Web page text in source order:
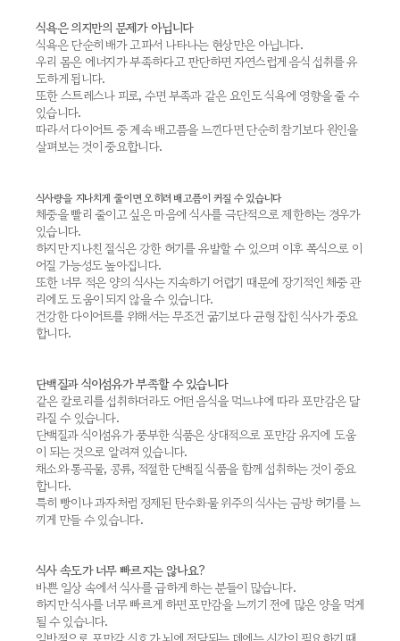
식욕은 의지만의 문제가 아닙니다
식욕은 단순히 배가 고파서 나타나는 현상만은 아닙니다.
우리 몸은 에너지가 부족하다고 판단하면 자연스럽게 음식 섭취를 유
도하게 됩니다.
또한 스트레스나 피로, 수면 부족과 같은 요인도 식욕에 영향을 줄 수
있습니다.
따라서 다이어트 중 계속 배고픔을 느낀다면 단순히 참기보다 원인을
살펴보는 것이 중요합니다.
식사량을 지나치게 줄이면 오히려 배고픔이 커질 수 있습니다
체중을 빨리 줄이고 싶은 마음에 식사를 극단적으로 제한하는 경우가
있습니다.
하지만 지나친 절식은 강한 허기를 유발할 수 있으며 이후 폭식으로 이
어질 가능성도 높아집니다.
또한 너무 적은 양의 식사는 지속하기 어렵기 때문에 장기적인 체중 관
리에도 도움이 되지 않을 수 있습니다.
건강한 다이어트를 위해서는 무조건 굶기보다 균형 잡힌 식사가 중요
합니다.
단백질과 식이섬유가 부족할 수 있습니다
같은 칼로리를 섭취하더라도 어떤 음식을 먹느냐에 따라 포만감은 달
라질 수 있습니다.
단백질과 식이섬유가 풍부한 식품은 상대적으로 포만감 유지에 도움
이 되는 것으로 알려져 있습니다.
채소와 통곡물, 콩류, 적절한 단백질 식품을 함께 섭취하는 것이 중요
합니다.
특히 빵이나 과자처럼 정제된 탄수화물 위주의 식사는 금방 허기를 느
끼게 만들 수 있습니다.
식사 속도가 너무 빠르지는 않나요?
바쁜 일상 속에서 식사를 급하게 하는 분들이 많습니다.
하지만 식사를 너무 빠르게 하면 포만감을 느끼기 전에 많은 양을 먹게
될 수 있습니다.